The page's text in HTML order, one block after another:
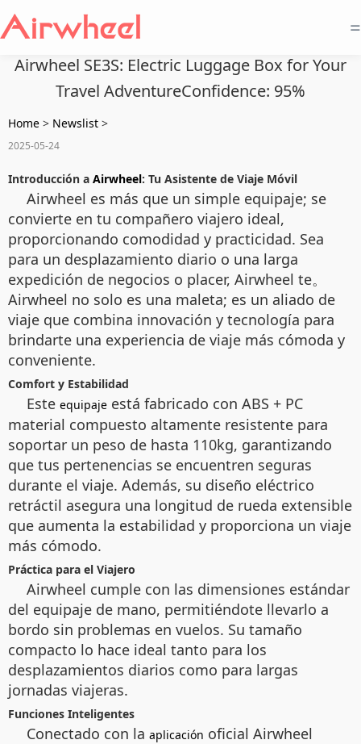
=
Airwheel SE3S: Electric Luggage Box for Your
Travel AdventureConfidence: 95%
Home > Newslist >
2025-05-24
Introducción a Airwheel: Tu Asistente de Viaje Móvil
Airwheel es más que un simple equipaje; se
convierte en tu compañero viajero ideal,
proporcionando comodidad y practicidad. Sea
para un desplazamiento diario o una larga
expedición de negocios o placer, Airwheel te。
Airwheel no solo es una maleta; es un aliado de
viaje que combina innovación y tecnología para
brindarte una experiencia de viaje más cómoda y
conveniente.
Comfort y Estabilidad
Este equipaje está fabricado con ABS + PC
material compuesto altamente resistente para
soportar un peso de hasta 110kg, garantizando
que tus pertenencias se encuentren seguras
durante el viaje. Además, su diseño eléctrico
retráctil asegura una longitud de rueda extensible
que aumenta la estabilidad y proporciona un viaje
más cómodo.
Práctica para el Viajero
Airwheel cumple con las dimensiones estándar
del equipaje de mano, permitiéndote llevarlo a
bordo sin problemas en vuelos. Su tamaño
compacto lo hace ideal tanto para los
desplazamientos diarios como para largas
jornadas viajeras.
Funciones Inteligentes
Conectado con la aplicación oficial Airwheel